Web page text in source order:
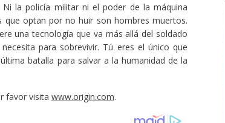
la policía militar ni el poder de la máquina
que optan por no huir son hombres muertos.
una tecnología que va más allá del soldado
para sobrevivir. Tú eres el único que
batalla para salvar a la humanidad de la
favor visita www.origin.com.